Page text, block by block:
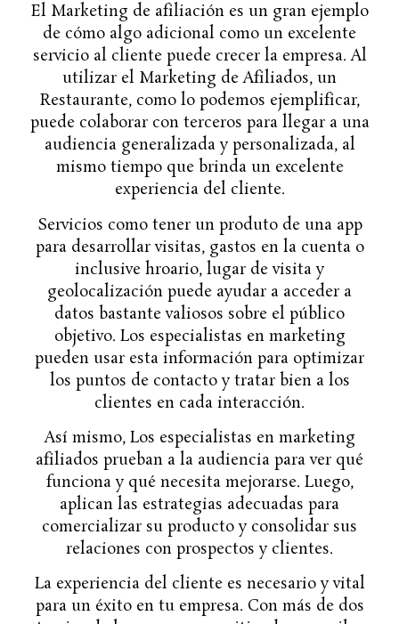
El Marketing de afiliación es un gran ejemplo
de cómo algo adicional como un excelente
servicio al cliente puede crecer la empresa. Al
utilizar el Marketing de Afiliados, un
Restaurante, como lo podemos ejemplificar,
puede colaborar con terceros para llegar a una
audiencia generalizada y personalizada, al
mismo tiempo que brinda un excelente
experiencia del cliente.
Servicios como tener un produto de una app
para desarrollar visitas, gastos en la cuenta o
inclusive hroario, lugar de visita y
geolocalización puede ayudar a acceder a
datos bastante valiosos sobre el público
objetivo. Los especialistas en marketing
pueden usar esta información para optimizar
los puntos de contacto y tratar bien a los
clientes en cada interacción.
Así mismo, Los especialistas en marketing
afiliados prueban a la audiencia para ver qué
funciona y qué necesita mejorarse. Luego,
aplican las estrategias adecuadas para
comercializar su producto y consolidar sus
relaciones con prospectos y clientes.
La experiencia del cliente es necesario y vital
para un éxito en tu empresa. Con más de dos